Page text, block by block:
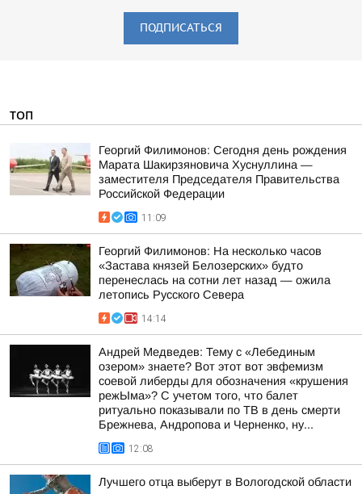
ПОДПИСАТЬСЯ
ТОП
Георгий Филимонов: Сегодня день рождения
Марата Шакирзяновича Хуснуллина —
заместителя Председателя Правительства
Российской Федерации
11:09
Георгий Филимонов: На несколько часов
«Застава князей Белозерских» будто
перенеслась на сотни лет назад — ожила
летопись Русского Севера
14:14
Андрей Медведев: Тему с «Лебединым
озером» знаете? Вот этот вот эвфемизм
соевой либерды для обозначения «крушения
режЫма»? С учетом того, что балет
ритуально показывали по ТВ в день смерти
Брежнева, Андропова и Черненко, ну...
12:08
Лучшего отца выберут в Вологодской области